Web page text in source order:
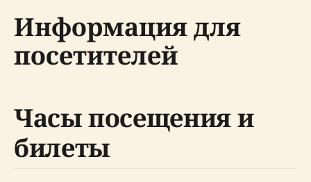
Информация для
посетителей
Часы посещения и
билеты